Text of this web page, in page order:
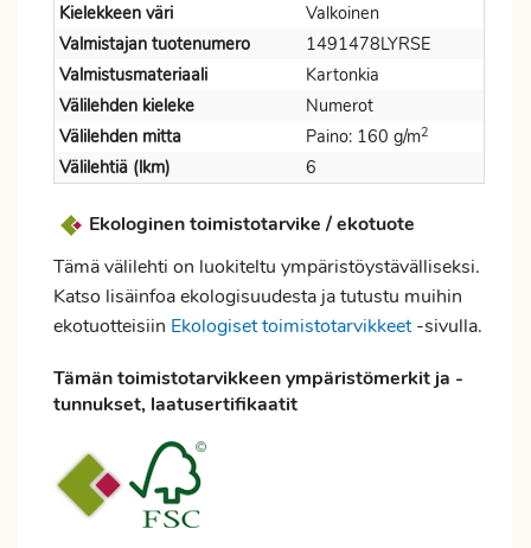
Kielekkeen väri
Valkoinen
Valmistajan tuotenumero
1491478LYRSE
Valmistusmateriaali
Kartonkia
Välilehden kieleke
Numerot
Välilehden mitta
Paino: 160 g/m2
Välilehtiä (lkm) 6
Ekologinen toimistotarvike / ekotuote
Tämä välilehti on luokiteltu ympäristöystävälliseksi.
Katso lisäinfoa ekologisuudesta ja tutustu muihin
ekotuotteisiin Ekologiset toimistotarvikkeet-sivulla.
Tämän toimistotarvikkeen ympäristömerkit ja -
tunnukset, laatusertifikaatit